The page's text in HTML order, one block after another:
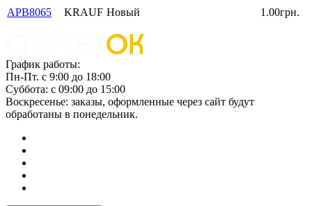
APB8065 KRAUF Новый 1.00грн.
График работы:
Пн-Пт. с 9:00 до 18:00
Суббота: с 09:00 до 15:00
Воскресенье: заказы, оформленные через сайт будут
обработаны в понедельник.